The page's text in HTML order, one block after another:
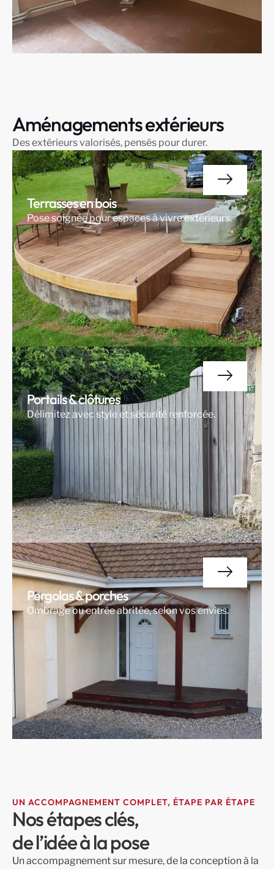
Aménagements extérieurs
Des extérieurs valorisés, pensés pour durer.
Terrasses en bois
Pose soignée pour espaces à vivre extérieurs.
Portails & clôtures
Délimitez avec style et sécurité renforcée.
Pergolas & porches
Ombrage ou entrée abritée, selon vos envies.
UN ACCOMPAGNEMENT COMPLET, ÉTAPE PAR ÉTAPE
Nos étapes clés,
de l’idée à la pose
Un accompagnement sur mesure, de la conception à la